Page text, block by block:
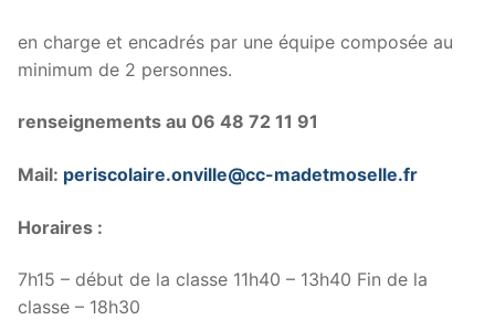
en charge et encadrés par une équipe composée au
minimum de 2 personnes.
renseignements au 06 48 72 11 91
Mail: periscolaire.onville@cc-madetmoselle.fr
Horaires :
7h15 – début de la classe 11h40 – 13h40 Fin de la
classe – 18h30